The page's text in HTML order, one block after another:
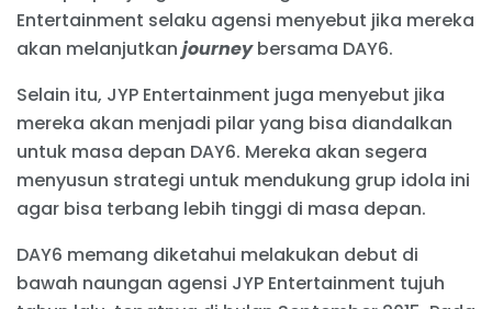
Entertainment selaku agensi menyebut jika mereka
akan melanjutkan journeybersama DAY6.
Selain itu, JYP Entertainment juga menyebut jika
mereka akan menjadi pilar yang bisa diandalkan
untuk masa depan DAY6. Mereka akan segera
menyusun strategi untuk mendukung grup idola ini
agar bisa terbang lebih tinggi di masa depan.
DAY6 memang diketahui melakukan debut di
bawah naungan agensi JYP Entertainment tujuh